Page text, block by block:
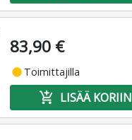
83,90 €
fiber_manual_record Toimittajilla
add_shopping_cart LISÄÄ KORIIN